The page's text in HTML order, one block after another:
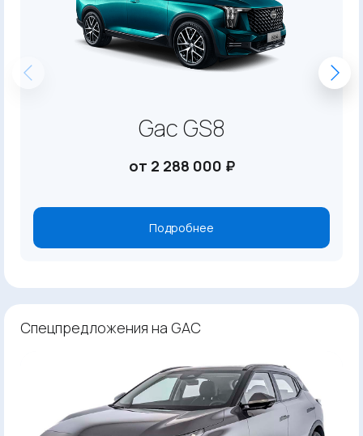
Gac GS8
от 2 288 000 ₽
Подробнее
Спецпредложения на GAC